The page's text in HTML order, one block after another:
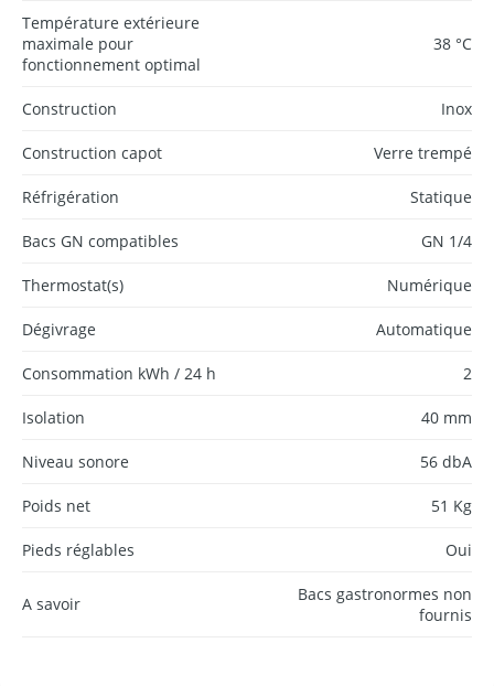
Température extérieure
maximale pour
fonctionnement optimal
38 °C
Construction Inox
Construction capot Verre trempé
Réfrigération Statique
Bacs GN compatibles GN 1/4
Thermostat(s) Numérique
Dégivrage Automatique
Consommation kWh / 24 h 2
Isolation 40 mm
Niveau sonore 56 dbA
Poids net 51 Kg
Pieds réglables Oui
A savoir
Bacs gastronormes non
fournis